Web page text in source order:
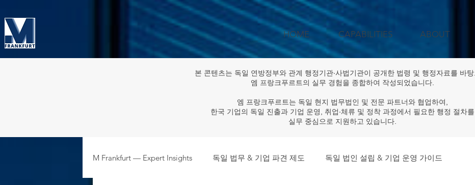
HOME CAPABILITIES ABOUT
본 콘텐츠는 독일 연방정부와 관계 행정기관·사법기관이 공개한 법령 및 행정자료를 바탕
엠 프랑크푸르트의 실무 경험을 종합하여 작성되었습니다.
엠 프랑크푸르트는 독일 현지 법무법인 및 전문 파트너와 협업하여,
한국 기업의 독일 진출과 기업 운영, 취업·체류 및 정착 과정에서 필요한 행정 절차를
실무 중심으로 지원하고 있습니다.
M Frankfurt — Expert Insights 독일 법무 & 기업 파견 제도 독일 법인 설립 & 기업 운영 가이드